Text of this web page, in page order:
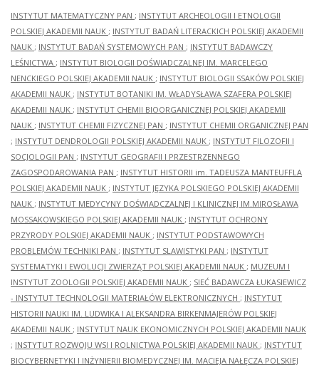
INSTYTUT MATEMATYCZNY PAN ; INSTYTUT ARCHEOLOGII I ETNOLOGII
POLSKIEJ AKADEMII NAUK ; INSTYTUT BADAŃ LITERACKICH POLSKIEJ AKADEMII
NAUK ; INSTYTUT BADAŃ SYSTEMOWYCH PAN ; INSTYTUT BADAWCZY
LEŚNICTWA ; INSTYTUT BIOLOGII DOŚWIADCZALNEJ IM. MARCELEGO
NENCKIEGO POLSKIEJ AKADEMII NAUK ; INSTYTUT BIOLOGII SSAKÓW POLSKIEJ
AKADEMII NAUK ; INSTYTUT BOTANIKI IM. WŁADYSŁAWA SZAFERA POLSKIEJ
AKADEMII NAUK ; INSTYTUT CHEMII BIOORGANICZNEJ POLSKIEJ AKADEMII
NAUK ; INSTYTUT CHEMII FIZYCZNEJ PAN ; INSTYTUT CHEMII ORGANICZNEJ PAN
; INSTYTUT DENDROLOGII POLSKIEJ AKADEMII NAUK ; INSTYTUT FILOZOFII I
SOCJOLOGII PAN ; INSTYTUT GEOGRAFII I PRZESTRZENNEGO
ZAGOSPODAROWANIA PAN ; INSTYTUT HISTORII im. TADEUSZA MANTEUFFLA
POLSKIEJ AKADEMII NAUK ; INSTYTUT JĘZYKA POLSKIEGO POLSKIEJ AKADEMII
NAUK ; INSTYTUT MEDYCYNY DOŚWIADCZALNEJ I KLINICZNEJ IM.MIROSŁAWA
MOSSAKOWSKIEGO POLSKIEJ AKADEMII NAUK ; INSTYTUT OCHRONY
PRZYRODY POLSKIEJ AKADEMII NAUK ; INSTYTUT PODSTAWOWYCH
PROBLEMÓW TECHNIKI PAN ; INSTYTUT SLAWISTYKI PAN ; INSTYTUT
SYSTEMATYKI I EWOLUCJI ZWIERZĄT POLSKIEJ AKADEMII NAUK ; MUZEUM I
INSTYTUT ZOOLOGII POLSKIEJ AKADEMII NAUK ; SIEĆ BADAWCZA ŁUKASIEWICZ
- INSTYTUT TECHNOLOGII MATERIAŁÓW ELEKTRONICZNYCH ; INSTYTUT
HISTORII NAUKI IM. LUDWIKA I ALEKSANDRA BIRKENMAJERÓW POLSKIEJ
AKADEMII NAUK ; INSTYTUT NAUK EKONOMICZNYCH POLSKIEJ AKADEMII NAUK
; INSTYTUT ROZWOJU WSI I ROLNICTWA POLSKIEJ AKADEMII NAUK ; INSTYTUT
BIOCYBERNETYKI I INŻYNIERII BIOMEDYCZNEJ IM. MACIEJA NAŁĘCZA POLSKIEJ